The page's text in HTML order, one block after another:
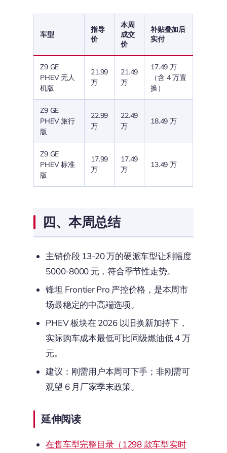
车型
指导
价
本周
成交
价
补贴叠加后
实付
Z9 GE
PHEV 无人
机版
21.99
万
21.49
万
17.49 万
（含 4 万置
换）
Z9 GE
PHEV 旅行
版
22.99
万
22.49
万
18.49 万
Z9 GE
PHEV 标准
版
17.99
万
17.49
万
13.49 万
四、本周总结
主销价段 13-20 万的硬派车型让利幅度
5000-8000 元，符合季节性走势。
锋坦 Frontier Pro 严控价格，是本周市
场最稳定的中高端选项。
PHEV 板块在 2026 以旧换新加持下，
实际购车成本最低可比同级燃油低 4 万
元。
建议：刚需用户本周可下手；非刚需可
观望 6 月厂家季末政策。
延伸阅读
在售车型完整目录（1298 款车型实时